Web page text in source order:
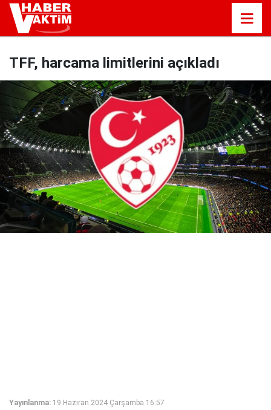
TFF, harcama limitlerini açıkladı
Yayınlanma: 19 Haziran 2024 Çarşamba 16:57